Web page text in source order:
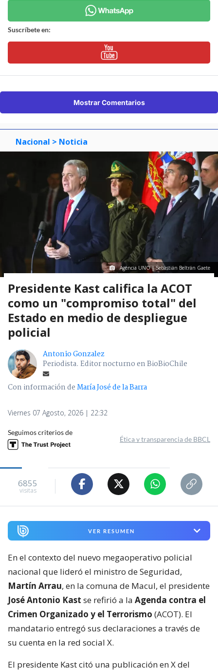
Suscríbete en:
Mostrar Comentarios
Nacional > Noticia
Agencia UNO | Sebastián Beltrán Gaete
Presidente Kast califica la ACOT
como un "compromiso total" del
Estado en medio de despliegue
policial
Antonio Gonzalez
Periodista. Editor nocturno en BioBioChile
Con información deMaría José de la Barra
Viernes 07 Agosto, 2026 | 22:32
Seguimos criterios de
Ética y transparencia de BBCL
6855
visitas
VER RESUMEN
En el contexto del nuevo megaoperativo policial
nacional que lideró el ministro de Seguridad,
Martín Arrau, en la comuna de Macul, el presidente
José Antonio Kast se refirió a la Agenda contra el
Crimen Organizado y el Terrorismo (ACOT). El
mandatario entregó sus declaraciones a través de
su cuenta en la red social X.
El presidente Kast citó una publicación en X del